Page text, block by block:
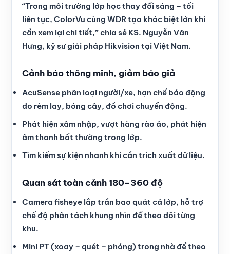
“Trong môi trường lớp học thay đổi sáng – tối
liên tục, ColorVu cùng WDR tạo khác biệt lớn khi
cần xem lại chi tiết,” chia sẻ KS. Nguyễn Văn
Hưng, kỹ sư giải pháp Hikvision tại Việt Nam.
Cảnh báo thông minh, giảm báo giả
AcuSense phân loại người/xe, hạn chế báo động
do rèm lay, bóng cây, đồ chơi chuyển động.
Phát hiện xâm nhập, vượt hàng rào ảo, phát hiện
âm thanh bất thường trong lớp.
Tìm kiếm sự kiện nhanh khi cần trích xuất dữ liệu.
Quan sát toàn cảnh 180–360 độ
Camera fisheye lắp trần bao quát cả lớp, hỗ trợ
chế độ phân tách khung nhìn để theo dõi từng
khu.
Mini PT (xoay – quét – phóng) trong nhà để theo